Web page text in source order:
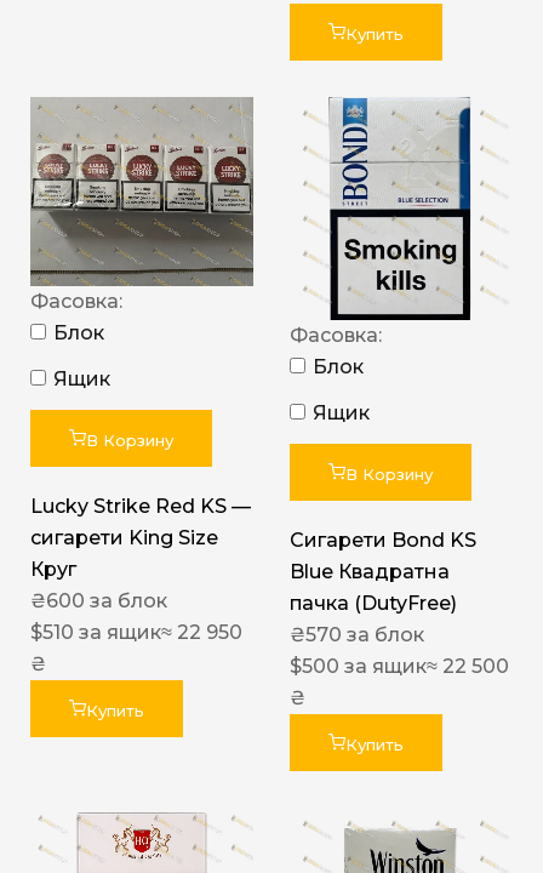
Купить
Фасовка:
Блок
Ящик
В Корзину
Lucky Strike Red KS —
сигарети King Size
Круг
₴600 за блок
$510 за ящик≈ 22 950
₴
Купить
Фасовка:
Блок
Ящик
В Корзину
Сигарети Bond KS
Blue Квадратна
пачка (DutyFree)
₴570 за блок
$500 за ящик≈ 22 500
₴
Купить